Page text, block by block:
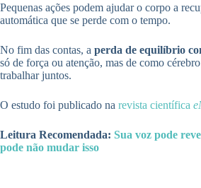
Pequenas ações podem ajudar o corpo a
automática que se perde com o tempo.
No fim das contas, a perda de equilíbrio
só de força ou atenção, mas de como
trabalhar juntos.
O estudo foi publicado na revista científica
Leitura Recomendada: Sua voz pode
pode não mudar isso